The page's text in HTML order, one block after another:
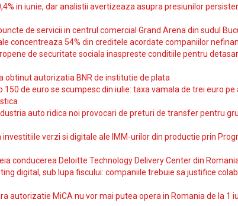
in iunie, dar analistii avertizeaza asupra presiunilor
de servicii in centrul comercial Grand Arena din sudul
concentreaza 54% din creditele acordate companiilor
de securitate sociala inaspreste conditiile pentru
obtinut autorizatia BNR de institutie de plata
150 de euro se scumpesc din iulie: taxa vamala de trei euro pe
auto ridica noi provocari de preturi de transfer pentru
investitiile verzi si digitale ale IMM-urilor din productie prin
conducerea Deloitte Technology Delivery Center din
digital, sub lupa fiscului: companiile trebuie sa justifice
autorizatie MiCA nu vor mai putea opera in Romania de la 1